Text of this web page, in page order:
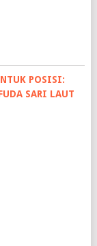
POSISI:
SARI LAUT